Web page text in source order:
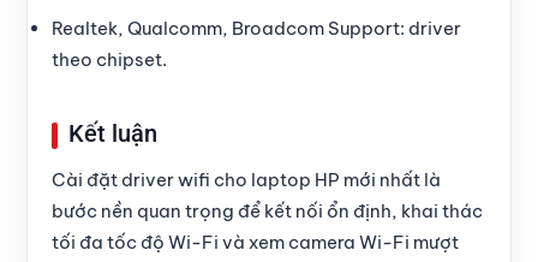
Realtek, Qualcomm, Broadcom Support: driver
theo chipset.
Kết luận
Cài đặt driver wifi cho laptop HP mới nhất là
bước nền quan trọng để kết nối ổn định, khai thác
tối đa tốc độ Wi-Fi và xem camera Wi-Fi mượt